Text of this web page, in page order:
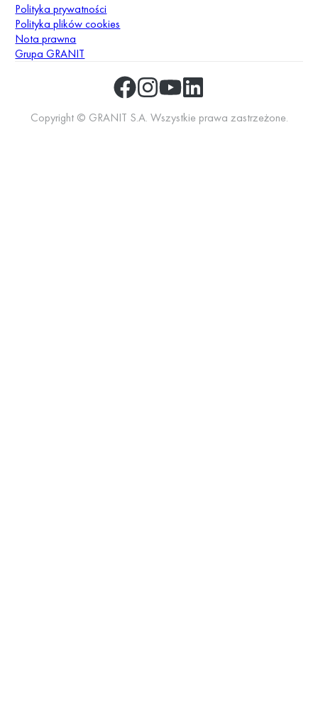
Polityka prywatności
Polityka plików cookies
Nota prawna
Grupa GRANIT
Copyright © GRANIT S.A. Wszystkie prawa zastrzeżone.